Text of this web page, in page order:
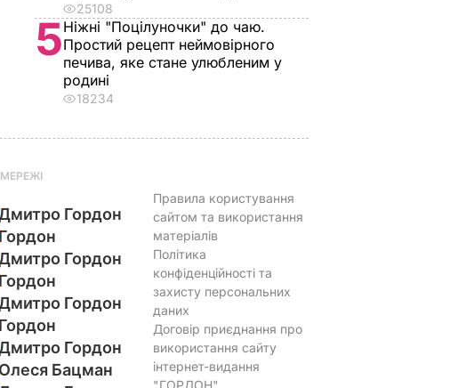
25108
5Ніжні "Поцілуночки" до чаю.
Простий рецепт неймовірного
печива, яке стане улюбленим у
родині
18234
Гордон
Гордон
Гордон
Гордон
Бацман
Правила користування
сайтом та використання
матеріалів
Політика
конфіденційності та
захисту персональних
даних
Договір приєднання про
використання сайту
інтернет-видання
"ГОРДОН"